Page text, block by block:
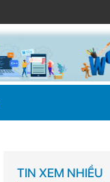
TIN XEM NHIỀU